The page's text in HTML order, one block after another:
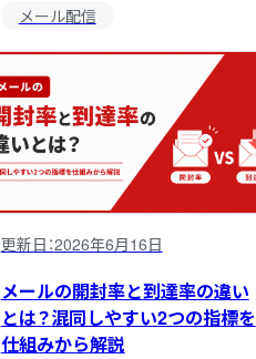
メール配信
更新日：2026年6月16日
メールの開封率と到達率の違い
とは？混同しやすい2つの指標を
仕組みから解説